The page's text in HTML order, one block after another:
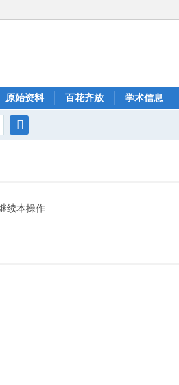
原始资料 百花齐放 学术信息
续本操作